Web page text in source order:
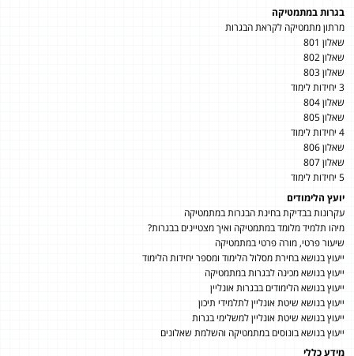
בגרות במתמטיקה
מרתון מתמטיקה לקראת הבגרות
שאלון 801
שאלון 802
שאלון 803
3 יחידות לימוד
שאלון 804
שאלון 805
4 יחידות לימוד
שאלון 806
שאלון 807
5 יחידות לימוד
יועץ הלימודים
עקרונות בבדיקת בחינת הבגרות במתמטיקה
מיהו תלמיד מלומד במתמטיקה ואיך מצטיינים בבגרות?
שיעור פרטי, מורה פרטי במתמטיקה
ייעוץ בנושא בחירת מסלול הלימוד ומספר יחידות הלימוד
ייעוץ בנושא מכינה לבגרות במתמטיקה
ייעוץ בנושא הלימודים בבגרות אונליין
ייעוץ בנושא שיטת אונליין לתלמידי תיכון
ייעוץ בנושא שיטת אונליין למשלימי בגרות
ייעוץ בנושא בונוסים במתמטיקה והשלמת שאלונים
מידע כללי